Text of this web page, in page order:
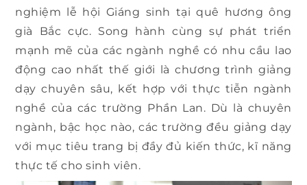
nghiệm lễ hội Giáng sinh tại quê hương ông
già Bắc cực. Song hành cùng sự phát triển
mạnh mẽ của các ngành nghề có nhu cầu lao
động cao nhất thế giới là chương trình giảng
dạy chuyên sâu, kết hợp với thực tiễn ngành
nghề của các trường Phần Lan. Dù là chuyên
ngành, bậc học nào, các trường đều giảng dạy
với mục tiêu trang bị đầy đủ kiến thức, kĩ năng
thực tế cho sinh viên.